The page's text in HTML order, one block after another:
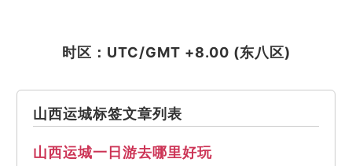
时区：UTC/GMT +8.00 (东八区)
山西运城标签文章列表
山西运城一日游去哪里好玩